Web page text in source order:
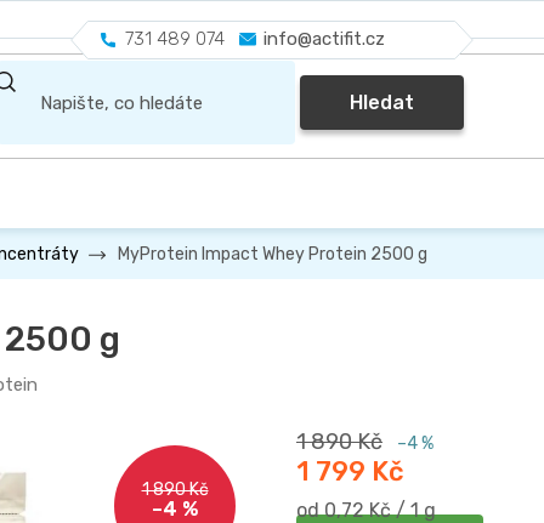
731 489 074 info@actifit.cz
Hledat
MyProtein Impact Whey Protein 2500 g
g
1 890 Kč
–4 %
1 890 Kč –4 %
1 799 Kč
Měrná
od 0,72 Kč / 1 g